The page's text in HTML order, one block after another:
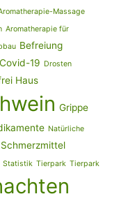
Massage
Aromatherapie für
Befreiung
Covid-19 Drosten
Haus
Grippe
Natürliche
Schmerzmittel
Statistik Tierpark Tierpark